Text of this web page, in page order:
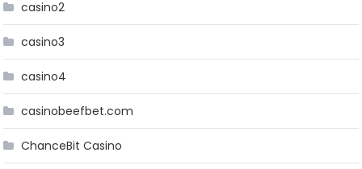
casino2
casino3
casino4
casinobeefbet.com
ChanceBit Casino